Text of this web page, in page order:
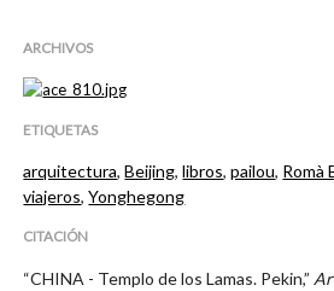
ARCHIVOS
ETIQUETAS
arquitectura,Beijing,libros,pailou, Romà
viajeros,Yonghegong
CITACIÓN
“CHINA - Templo de los Lamas. Pekin,”